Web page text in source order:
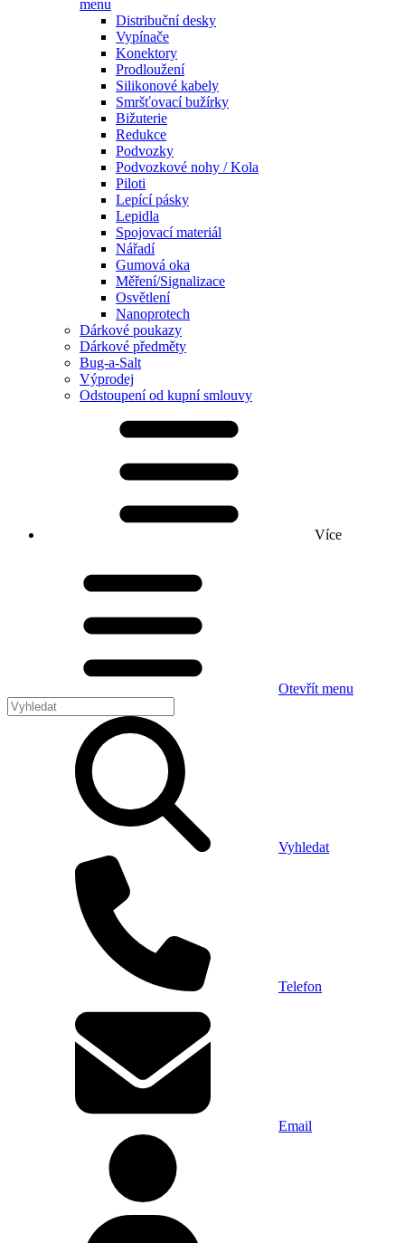
menu
Distribuční desky
Vypínače
Konektory
Prodloužení
Silikonové kabely
Smršťovací bužírky
Bižuterie
Redukce
Podvozky
Podvozkové nohy / Kola
Piloti
Lepící pásky
Lepidla
Spojovací materiál
Nářadí
Gumová oka
Měření/Signalizace
Osvětlení
Nanoprotech
Dárkové poukazy
Dárkové předměty
Bug-a-Salt
Výprodej
Odstoupení od kupní smlouvy
Více
Otevřít menu
Vyhledat
Telefon
Email